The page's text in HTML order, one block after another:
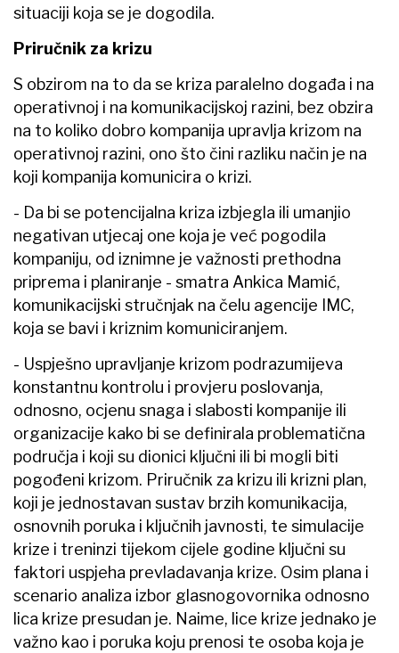
situaciji koja se je dogodila.
Priručnik za krizu
S obzirom na to da se kriza paralelno događa i na
operativnoj i na komunikacijskoj razini, bez obzira
na to koliko dobro kompanija upravlja krizom na
operativnoj razini, ono što čini razliku način je na
koji kompanija komunicira o krizi.
- Da bi se potencijalna kriza izbjegla ili umanjio
negativan utjecaj one koja je već pogodila
kompaniju, od iznimne je važnosti prethodna
priprema i planiranje - smatra Ankica Mamić,
komunikacijski stručnjak na čelu agencije IMC,
koja se bavi i kriznim komuniciranjem.
- Uspješno upravljanje krizom podrazumijeva
konstantnu kontrolu i provjeru poslovanja,
odnosno, ocjenu snaga i slabosti kompanije ili
organizacije kako bi se definirala problematična
područja i koji su dionici ključni ili bi mogli biti
pogođeni krizom. Priručnik za krizu ili krizni plan,
koji je jednostavan sustav brzih komunikacija,
osnovnih poruka i ključnih javnosti, te simulacije
krize i treninzi tijekom cijele godine ključni su
faktori uspjeha prevladavanja krize. Osim plana i
scenario analiza izbor glasnogovornika odnosno
lica krize presudan je. Naime, lice krize jednako je
važno kao i poruka koju prenosi te osoba koja je